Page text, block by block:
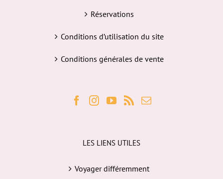
Réservations
Conditions d’utilisation du site
Conditions générales de vente
LES LIENS UTILES
Voyager différemment